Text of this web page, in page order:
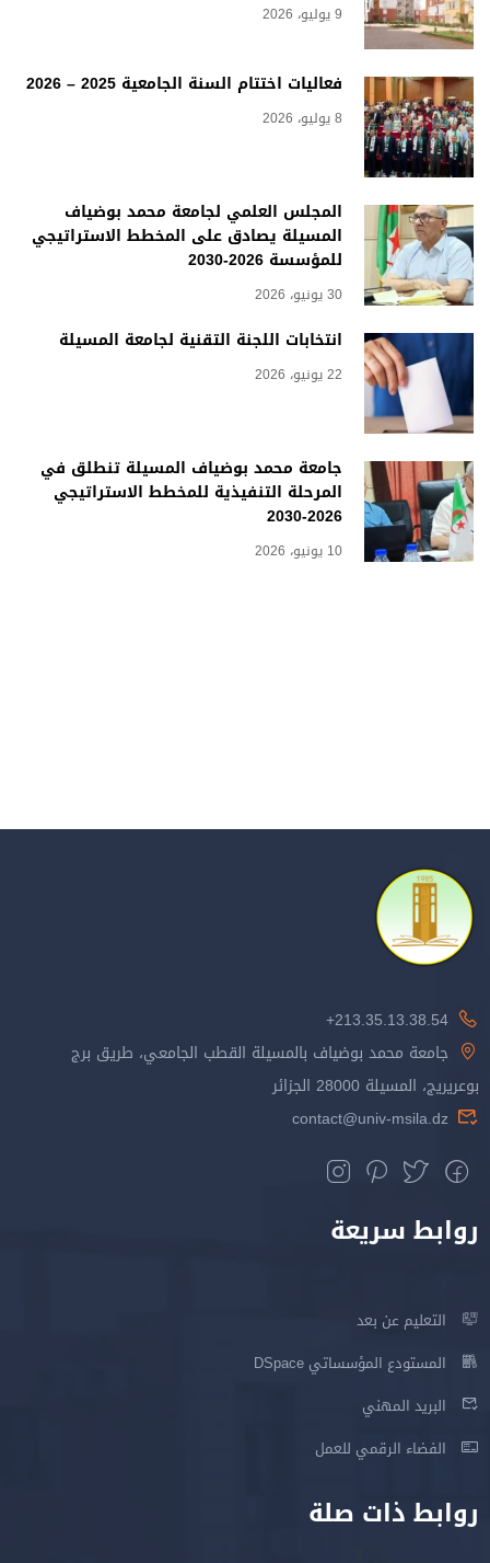
9 يوليو، 2026
فعاليات اختتام السنة الجامعية 2025 – 2026
8 يوليو، 2026
المجلس العلمي لجامعة محمد بوضياف
المسيلة يصادق على المخطط الاستراتيجي
للمؤسسة 2026-2030
30 يونيو، 2026
انتخابات اللجنة التقنية لجامعة المسيلة
22 يونيو، 2026
جامعة محمد بوضياف المسيلة تنطلق في
المرحلة التنفيذية للمخطط الاستراتيجي
2026-2030
10 يونيو، 2026
213.35.13.38.54+
جامعة محمد بوضياف بالمسيلة القطب الجامعي، طريق برج
بوعريريج، المسيلة 28000 الجزائر
contact@univ-msila.dz
روابط سريعة
التعليم عن بعد
المستودع المؤسساتي DSpace
البريد المهني
الفضاء الرقمي للعمل
روابط ذات صلة